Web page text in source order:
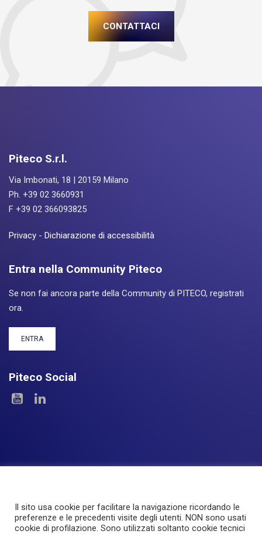
CONTATTACI
Piteco S.r.l.
Via Imbonati, 18 | 20159 Milano
Ph. +39 02 3660931
F +39 02 366093825
Privacy - Dichiarazione di accessibilità
Entra nella Community Piteco
Se non fai ancora parte della Community di PITECO, registrati
ora.
ENTRA
Piteco Social
Le Aree I Prodotti Experience
Servizi
Il sito usa cookie per facilitare la navigazione ricordando le
preferenze e le precedenti visite degli utenti. NON sono usati
cookie di profilazione. Sono utilizzati soltanto cookie tecnici